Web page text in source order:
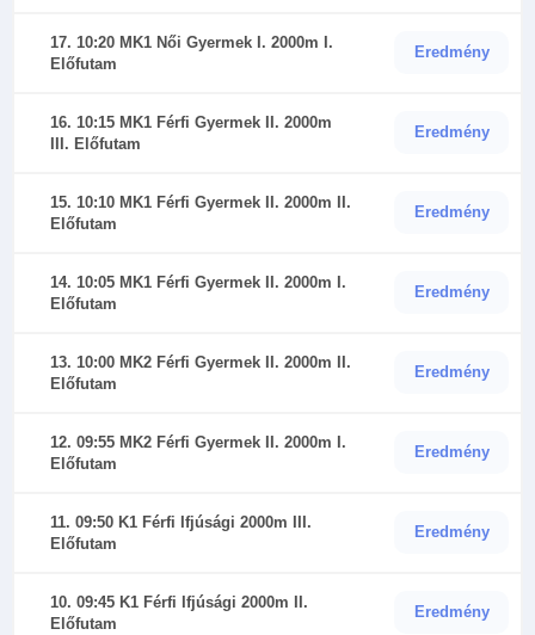
17. 10:20 MK1 Női Gyermek I. 2000m I.
Előfutam
Eredmény
16. 10:15 MK1 Férfi Gyermek II. 2000m
III. Előfutam
Eredmény
15. 10:10 MK1 Férfi Gyermek II. 2000m II.
Előfutam
Eredmény
14. 10:05 MK1 Férfi Gyermek II. 2000m I.
Előfutam
Eredmény
13. 10:00 MK2 Férfi Gyermek II. 2000m II.
Előfutam
Eredmény
12. 09:55 MK2 Férfi Gyermek II. 2000m I.
Előfutam
Eredmény
11. 09:50 K1 Férfi Ifjúsági 2000m III.
Előfutam
Eredmény
10. 09:45 K1 Férfi Ifjúsági 2000m II.
Előfutam
Eredmény